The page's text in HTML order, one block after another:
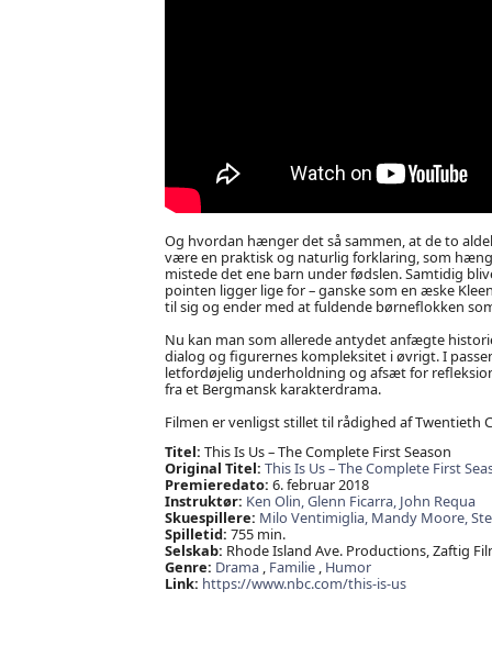
Og hvordan hænger det så sammen, at de to
være en praktisk og naturlig forklaring, som
mistede det ene barn under fødslen. Samtidig
pointen ligger lige for – ganske som en æske
til sig og ender med at fuldende børneflokken
Nu kan man som allerede antydet anfægte
dialog og figurernes kompleksitet i øvrigt. I
letfordøjelig underholdning og afsæt for
fra et Bergmansk karakterdrama.
Filmen er venligst stillet til rådighed af Twentieth
Titel: This Is Us – The Complete First Season
Original Titel: This Is Us – The Complete First
Premieredato: 6. februar 2018
Instruktør: Ken Olin,Glenn Ficarra, John Requa
Skuespillere: Milo Ventimiglia, Mandy Moore,
Spilletid: 755 min.
Selskab: Rhode Island Ave. Productions, Zaftig
Genre: Drama, Familie, Humor
Link: https://www.nbc.com/this-is-us